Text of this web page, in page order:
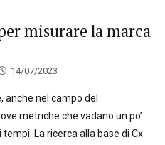
misurare la marca
14/07/2023
anche nel campo del
metriche che vadano un po’
La ricerca alla base di Cx